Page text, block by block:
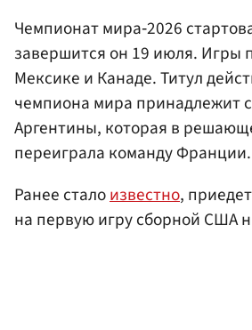
Чемпионат мира‑2026
завершится он 19 июля. Игры
Мексике и Канаде. Титул
чемпиона мира принадлежит
Аргентины, которая в
переиграла команду Франции.
Ранее сталоизвестно,
на первую игру сборной США